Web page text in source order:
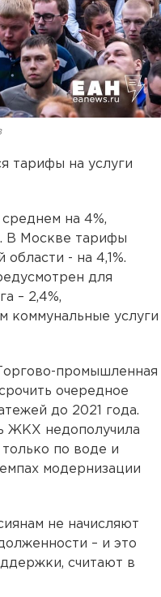
тарифы на услуги
на 4%,
. В Москве тарифы
- на 4,1%.
для
– 2,4%,
коммунальные услуги
промышленная
очередное
до 2021 года.
ЖКХ недополучила
по воде и
модернизации
не начисляют
– и это
считают в